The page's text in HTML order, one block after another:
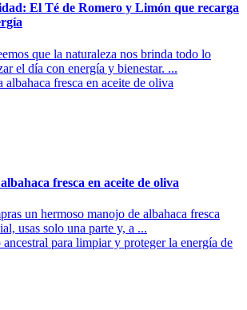
El Té de Romero y Limón que recarga
que la naturaleza nos brinda todo lo
el día con energía y bienestar. ...
fresca en aceite de oliva
un hermoso manojo de albahaca fresca
usas solo una parte y, a ...